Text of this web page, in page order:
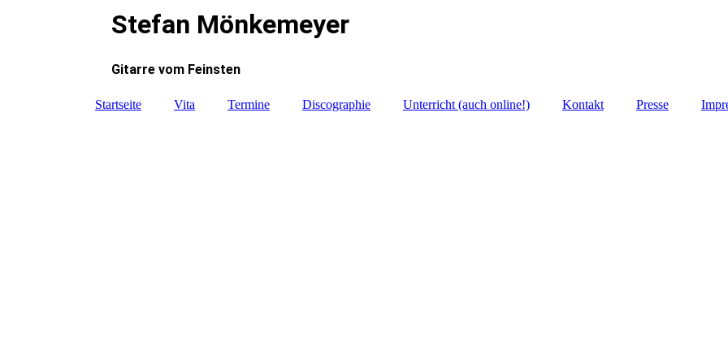
Stefan Mönkemeyer
Gitarre vom Feinsten
Startseite Vita Termine Discographie Unterricht (auch online!) Kontakt Presse